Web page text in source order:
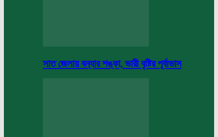
সাত জেলায় বন্যার শঙ্কা, ভারী বৃষ্টির পূর্বাভাস